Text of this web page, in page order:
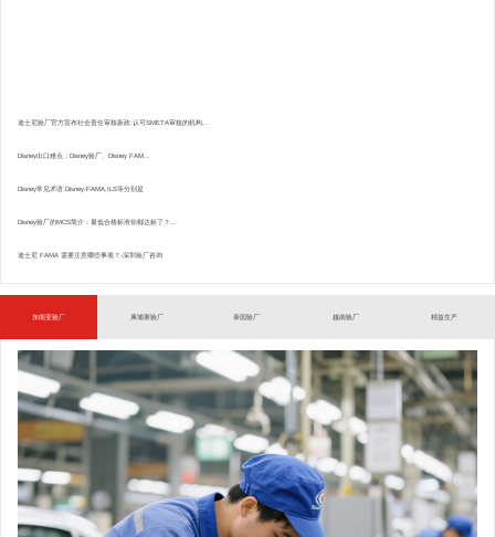
迪士尼验厂官方宣布社会责任审核新政:认可SMETA审核的机构...
Disney出口难点：Disney验厂、Disney FAM...
Disney常见术语.Disney-FAMA,ILS等分别是
Disney验厂的MCS简介：最低合格标准你都达标了？...
迪士尼 FAMA 需要注意哪些事项？-深圳验厂咨询
东南亚验厂 柬埔寨验厂 泰国验厂 越南验厂 精益生产